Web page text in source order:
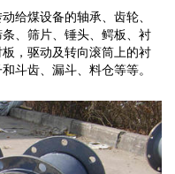
给煤设备的轴承、齿轮、
、筛片、锤头、鳄板、衬
，驱动及转向滚筒上的衬
斗齿、漏斗、料仓等等。